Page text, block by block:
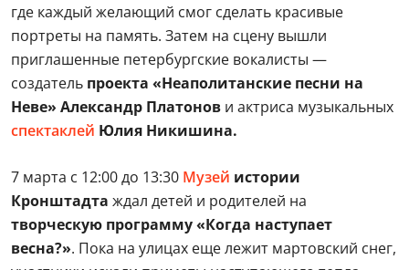
где каждый желающий смог сделать красивые
портреты на память. Затем на сцену вышли
приглашенные петербургские вокалисты —
создатель проекта «Неаполитанские песни на
Неве» Александр Платонов и актриса музыкальных
спектаклей Юлия Никишина.
7 марта с 12:00 до 13:30 Музей истории
Кронштадта ждал детей и родителей на
творческую программу «Когда наступает
весна?». Пока на улицах еще лежит мартовский снег,